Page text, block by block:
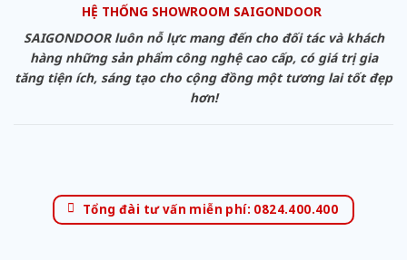
HỆ THỐNG SHOWROOM SAIGONDOOR
SAIGONDOOR luôn nỗ lực mang đến cho đối tác và khách
hàng những sản phẩm công nghệ cao cấp, có giá trị gia
tăng tiện ích, sáng tạo cho cộng đồng một tương lai tốt đẹp
hơn!
Tổng đài tư vấn miễn phí: 0824.400.400